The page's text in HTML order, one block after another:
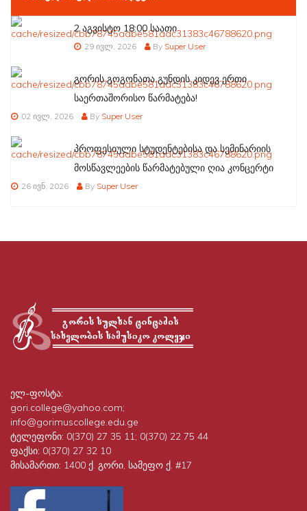
2 აგვისტო 18:00 საათი
29 ივლ, 2026 By Super User
გორის გოგონათა გუნდის კიდევ ერთი
საერთაშორისო წარმატება!
02 ივლ, 2026 By Super User
პროფესიული სტუდენტებისა და სემინარიის
მოსწავლეების წარმატებული ღია კონცერტი
26 ივნ, 2026 By Super User
ელ-ფოსტა:
gori.college@yahoo.com;
info@gorimuscollege.edu.ge
ტელეფონი: 0(370) 27 35 11; 0(370) 22 75 44
ფაქსი: 0(370) 27 32 10
მისამართი: 1400 ქ. გორი, სამეფო ქ. #17